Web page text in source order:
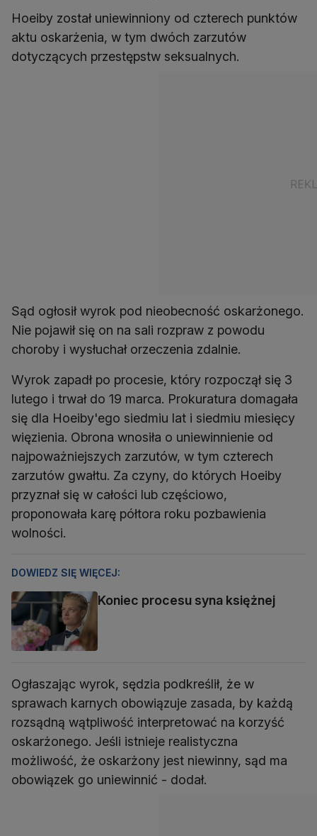
Hoeiby został uniewinniony od czterech punktów
aktu oskarżenia, w tym dwóch zarzutów
dotyczących przestępstw seksualnych.
Sąd ogłosił wyrok pod nieobecność oskarżonego.
Nie pojawił się on na sali rozpraw z powodu
choroby i wysłuchał orzeczenia zdalnie.
Wyrok zapadł po procesie, który rozpoczął się 3
lutego i trwał do 19 marca. Prokuratura domagała
się dla Hoeiby'ego siedmiu lat i siedmiu miesięcy
więzienia. Obrona wnosiła o uniewinnienie od
najpoważniejszych zarzutów, w tym czterech
zarzutów gwałtu. Za czyny, do których Hoeiby
przyznał się w całości lub częściowo,
proponowała karę półtora roku pozbawienia
wolności.
DOWIEDZ SIĘ WIĘCEJ:
Koniec procesu syna księżnej
Ogłaszając wyrok, sędzia podkreślił, że w
sprawach karnych obowiązuje zasada, by każdą
rozsądną wątpliwość interpretować na korzyść
oskarżonego. Jeśli istnieje realistyczna
możliwość, że oskarżony jest niewinny, sąd ma
obowiązek go uniewinnić - dodał.